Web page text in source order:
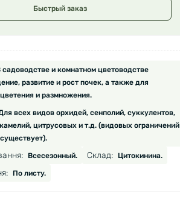
Быстрый заказ
садоводстве и комнатном цветоводстве
развитие и рост почек, а также для
и размножения.
всех видов орхидей, сенполий, суккулентов,
цитрусовых и т.д. (видовых ограничений
Всесезонный. Склад: Цитокинина.
По листу.